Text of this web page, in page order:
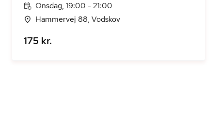
Onsdag, 19:00 - 21:00
Hammervej 88, Vodskov
175 kr.